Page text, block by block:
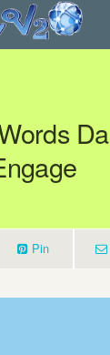
Pin